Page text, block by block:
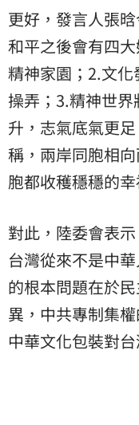
更好，發言人張
和平之後會有四
精神家園；2.文
操弄；3.精神世
升，志氣底氣更
稱，兩岸同胞相
胞都收穫穩穩的
對此，陸委會表
台灣從來不是中
的根本問題在於
異，中共專制集
中華文化包裝對